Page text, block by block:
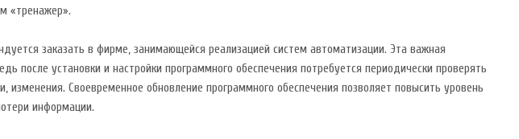
«тренажер».
заказать в фирме, занимающейся реализацией систем автоматизации. Эта важная
после установки и настройки программного обеспечения потребуется периодически проверять
изменения. Своевременное обновление программного обеспечения позволяет повысить уровень
информации.